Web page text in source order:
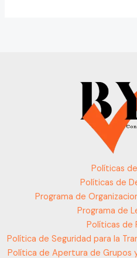
Políticas
Políticas de
Programa de
Programa de
Políticas de
Política de Seguridad para la
Política de Apertura de Grupos